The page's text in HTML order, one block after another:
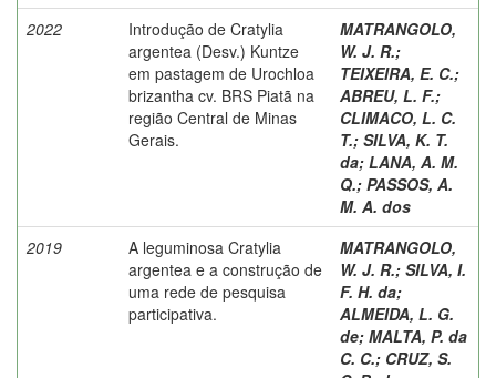
2022
Introdução de Cratylia
argentea (Desv.) Kuntze
em pastagem de Urochloa
brizantha cv. BRS Piatã na
região Central de Minas
Gerais.
MATRANGOLO,
W. J. R.;
TEIXEIRA, E. C.;
ABREU, L. F.;
CLIMACO, L. C.
T.; SILVA, K. T.
da; LANA, A. M.
Q.; PASSOS, A.
M. A. dos
2019
A leguminosa Cratylia
argentea e a construção de
uma rede de pesquisa
participativa.
MATRANGOLO,
W. J. R.; SILVA, I.
F. H. da;
ALMEIDA, L. G.
de; MALTA, P. da
C. C.; CRUZ, S.